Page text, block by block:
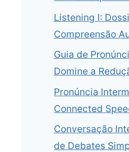
Listening I:
Compreensão
Guia de
Domine a
Pronúncia
Connected
Conversação
de Debates